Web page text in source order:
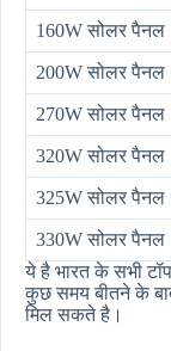
160W सोलर पैनल
200W सोलर पैनल
270W सोलर पैनल
320W सोलर पैनल
325W सोलर पैनल
330W सोलर पैनल
ये है भारत के सभी
कुछ समय बीतने के
मिल सकते है।